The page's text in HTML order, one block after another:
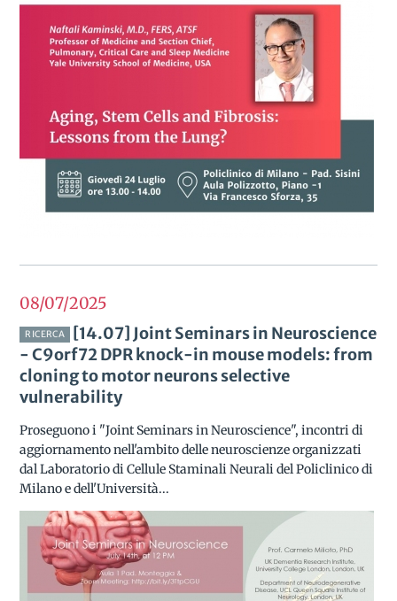
08/072025
RICERCA
[14.07] Joint Seminars in Neuroscience
- C9orf72 DPR knock-in mouse models: from
cloning to motor neurons selective
vulnerability
Proseguono i "Joint Seminars in Neuroscience", incontri di
aggiornamento nell'ambito delle neuroscienze organizzati
dal Laboratorio di Cellule Staminali Neurali del Policlinico di
Milano e dell'Università...